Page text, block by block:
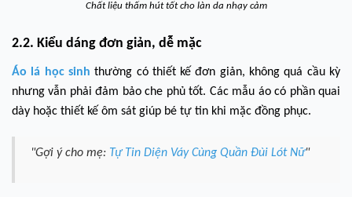
Chất liệu thấm hút tốt cho làn da nhạy cảm
2.2. Kiểu dáng đơn giản, dễ mặc
Áo lá học sinh thường có thiết kế đơn giản, không quá cầu kỳ
nhưng vẫn phải đảm bảo che phủ tốt. Các mẫu áo có phần quai
dày hoặc thiết kế ôm sát giúp bé tự tin khi mặc đồng phục.
"Gợi ý cho mẹ: Tự Tin Diện Váy Cùng Quần Đùi Lót Nữ"